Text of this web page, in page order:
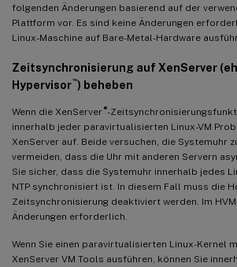
folgenden Änderungen basierend auf der
Plattform vor. Es sind keine Änderungen
Linux-Maschine auf Bare-Metal-Hardware
Zeitsynchronisierung auf XenServer
Hypervisor™) beheben
Wenn die XenServer ®-
innerhalb jeder paravirtualisierten Linux-VM
XenServer auf. Beide versuchen, die Systemuhr
vermeiden, dass die Uhr mit anderen Servern
Sie sicher, dass die Systemuhr innerhalb jedes
NTP synchronisiert ist. In diesem Fall muss die
Zeitsynchronisierung deaktiviert werden. Im
Änderungen erforderlich.
Wenn Sie einen paravirtualisierten Linux-Kernel
XenServer VM Tools ausführen, können Sie